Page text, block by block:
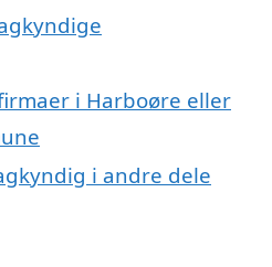
i Harboøre eller
i andre dele